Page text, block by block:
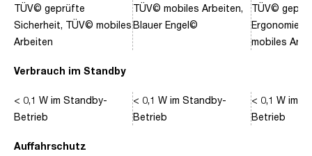
Verbrauch im Standby
Auffahrschutz
TÜV© geprüfte
Sicherheit, TÜV© mobiles
Arbeiten
< 0,1 W im Standby-
Betrieb
TÜV© mobiles Arbeiten,
Blauer Engel©
< 0,1 W im Standby-
Betrieb
TÜV©
Ergonomie,
mobiles
< 0,1 W im
Betrieb